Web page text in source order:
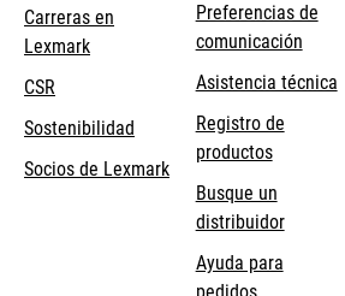
Carreras en
Lexmark
CSR
Sostenibilidad
Socios de Lexmark
Preferencias de
comunicación
se
abre
en
una
pestaña
nueva
Asistencia técnicase
Registro de
productos
Busque un
distribuidor
Ayuda para